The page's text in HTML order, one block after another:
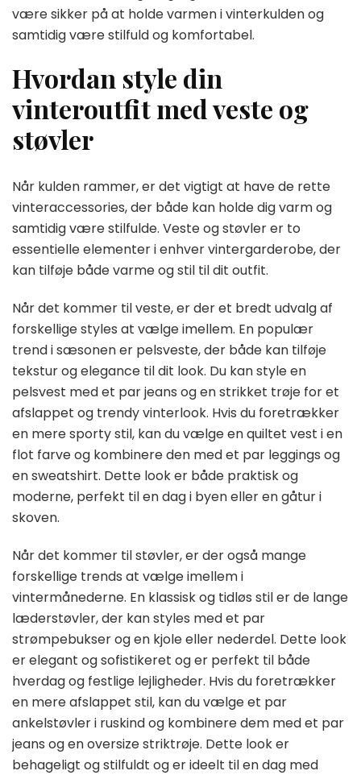
være sikker på at holde varmen i vinterkulden og
samtidig være stilfuld og komfortabel.
Hvordan style din
vinteroutfit med veste og
støvler
Når kulden rammer, er det vigtigt at have de rette
vinteraccessories, der både kan holde dig varm og
samtidig være stilfulde. Veste og støvler er to
essentielle elementer i enhver vintergarderobe, der
kan tilføje både varme og stil til dit outfit.
Når det kommer til veste, er der et bredt udvalg af
forskellige styles at vælge imellem. En populær
trend i sæsonen er pelsveste, der både kan tilføje
tekstur og elegance til dit look. Du kan style en
pelsvest med et par jeans og en strikket trøje for et
afslappet og trendy vinterlook. Hvis du foretrækker
en mere sporty stil, kan du vælge en quiltet vest i en
flot farve og kombinere den med et par leggings og
en sweatshirt. Dette look er både praktisk og
moderne, perfekt til en dag i byen eller en gåtur i
skoven.
Når det kommer til støvler, er der også mange
forskellige trends at vælge imellem i
vintermånederne. En klassisk og tidløs stil er de lange
læderstøvler, der kan styles med et par
strømpebukser og en kjole eller nederdel. Dette look
er elegant og sofistikeret og er perfekt til både
hverdag og festlige lejligheder. Hvis du foretrækker
en mere afslappet stil, kan du vælge et par
ankelstøvler i ruskind og kombinere dem med et par
jeans og en oversize striktrøje. Dette look er
behageligt og stilfuldt og er ideelt til en dag med